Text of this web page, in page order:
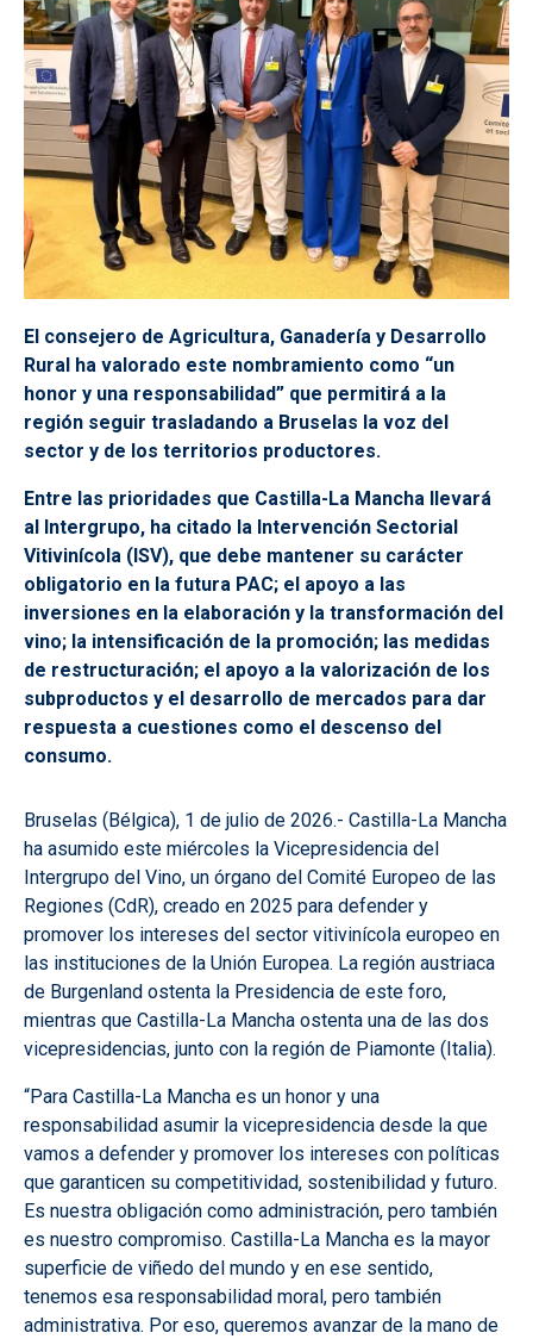
El consejero de Agricultura, Ganadería y Desarrollo
Rural ha valorado este nombramiento como “un
honor y una responsabilidad” que permitirá a la
región seguir trasladando a Bruselas la voz del
sector y de los territorios productores.
Entre las prioridades que Castilla-La Mancha llevará
al Intergrupo, ha citado la Intervención Sectorial
Vitivinícola (ISV), que debe mantener su carácter
obligatorio en la futura PAC; el apoyo a las
inversiones en la elaboración y la transformación del
vino; la intensificación de la promoción; las medidas
de restructuración; el apoyo a la valorización de los
subproductos y el desarrollo de mercados para dar
respuesta a cuestiones como el descenso del
consumo.
Bruselas (Bélgica), 1 de julio de 2026.- Castilla-La Mancha
ha asumido este miércoles la Vicepresidencia del
Intergrupo del Vino, un órgano del Comité Europeo de las
Regiones (CdR), creado en 2025 para defender y
promover los intereses del sector vitivinícola europeo en
las instituciones de la Unión Europea. La región austriaca
de Burgenland ostenta la Presidencia de este foro,
mientras que Castilla-La Mancha ostenta una de las dos
vicepresidencias, junto con la región de Piamonte (Italia).
“Para Castilla-La Mancha es un honor y una
responsabilidad asumir la vicepresidencia desde la que
vamos a defender y promover los intereses con políticas
que garanticen su competitividad, sostenibilidad y futuro.
Es nuestra obligación como administración, pero también
es nuestro compromiso. Castilla-La Mancha es la mayor
superficie de viñedo del mundo y en ese sentido,
tenemos esa responsabilidad moral, pero también
administrativa. Por eso, queremos avanzar de la mano de